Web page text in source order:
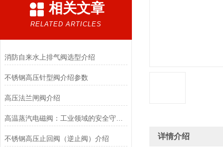
相关文章
RELATED ARTICLES
消防自来水上排气阀选型介绍
不锈钢高压针型阀介绍参数
高压法兰闸阀介绍
不锈钢高压止回阀（逆止阀）介绍 详情介绍